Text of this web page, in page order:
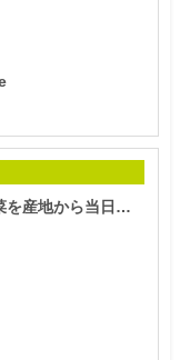
マスコミ取材多数！朝穫り無農薬野菜を産地から当日発送【無農薬野菜ミレー】